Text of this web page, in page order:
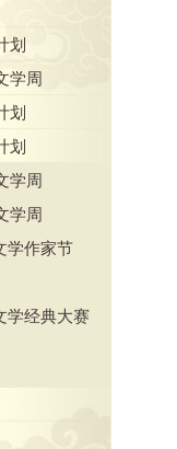
划
学周
划
划
学周
学周
学作家节
学经典大赛